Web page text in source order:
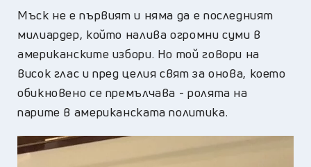
Мъск не е първият и няма да е последният
милиардер, който налива огромни суми в
американските избори. Но той говори на
висок глас и пред целия свят за онова, което
обикновено се премълчава - ролята на
парите в американската политика.